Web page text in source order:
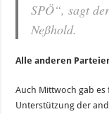
SPÖ“, sagt
Neßhold.
Alle anderen
Auch Mittwoch gab es
Unterstützung der